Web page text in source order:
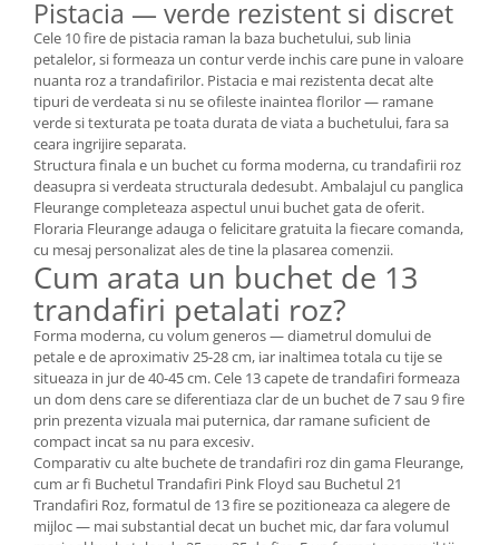
Pistacia — verde rezistent si discret
Cele 10 fire de pistacia raman la baza buchetului, sub linia
petalelor, si formeaza un contur verde inchis care pune in valoare
nuanta roz a trandafirilor. Pistacia e mai rezistenta decat alte
tipuri de verdeata si nu se ofileste inaintea florilor — ramane
verde si texturata pe toata durata de viata a buchetului, fara sa
ceara ingrijire separata.
Structura finala e un buchet cu forma moderna, cu trandafirii roz
deasupra si verdeata structurala dedesubt. Ambalajul cu panglica
Fleurange completeaza aspectul unui buchet gata de oferit.
Floraria Fleurange adauga o felicitare gratuita la fiecare comanda,
cu mesaj personalizat ales de tine la plasarea comenzii.
Cum arata un buchet de 13
trandafiri petalati roz?
Forma moderna, cu volum generos — diametrul domului de
petale e de aproximativ 25-28 cm, iar inaltimea totala cu tije se
situeaza in jur de 40-45 cm. Cele 13 capete de trandafiri formeaza
un dom dens care se diferentiaza clar de un buchet de 7 sau 9 fire
prin prezenta vizuala mai puternica, dar ramane suficient de
compact incat sa nu para excesiv.
Comparativ cu alte buchete de trandafiri roz din gama Fleurange,
cum ar fi Buchetul Trandafiri Pink Floyd sau Buchetul 21
Trandafiri Roz, formatul de 13 fire se pozitioneaza ca alegere de
mijloc — mai substantial decat un buchet mic, dar fara volumul